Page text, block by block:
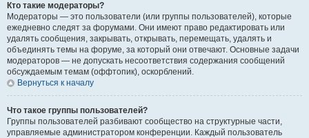
Кто такие модераторы?
Модераторы — это пользователи (или группы пользователей), которые
ежедневно следят за форумами. Они имеют право редактировать или
удалять сообщения, закрывать, открывать, перемещать, удалять и
объединять темы на форуме, за который они отвечают. Основные задачи
модераторов — не допускать несоответствия содержания сообщений
обсуждаемым темам (оффтопик), оскорблений.
Вернуться к началу
Что такое группы пользователей?
Группы пользователей разбивают сообщество на структурные части,
управляемые администратором конференции. Каждый пользователь